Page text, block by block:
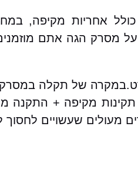
הרכב של קארטרוניק, כולל אחריות
הגה אתם מוזמנים
מאגר עצום של מסרקי הגה עבור כל הסוגי הרכבים ועבור ב.מ.וו
מקיפה + התקנה
מעולים שעשויים